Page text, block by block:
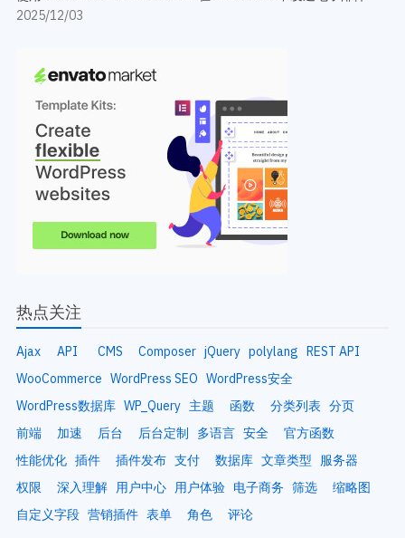
2025/12/03
热点关注
Ajax API CMS Composer jQuery polylang REST API
WooCommerce WordPress SEO WordPress安全
WordPress数据库 WP_Query 主题 函数 分类列表 分页
前端
加速 后台 后台定制 多语言 安全
官方函数
性能优化 插件 插件发布 支付 数据库 文章类型
服务器
权限
深入理解 用户中心 用户体验 电子商务 筛选
缩略图
自定义字段 营销插件 表单 角色 评论